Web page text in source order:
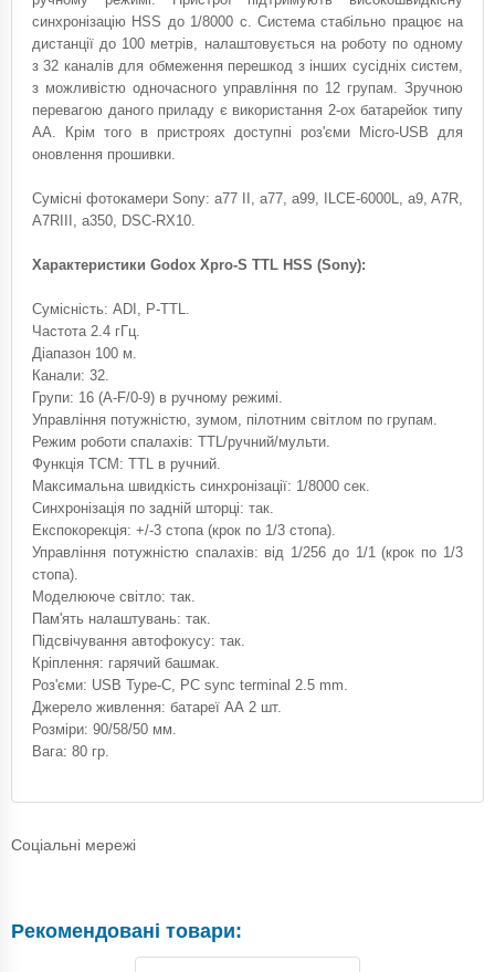
синхронізацію HSS до 1/8000 с. Система стабільно працює на
дистанції до 100 метрів, налаштовується на роботу по одному
з 32 каналів для обмеження перешкод з інших сусідніх систем,
з можливістю одночасного управління по 12 групам. Зручною
перевагою даного приладу є використання 2-ох батарейок типу
АА. Крім того в пристроях доступні роз'єми Micro-USB для
оновлення прошивки.
Сумісні фотокамери Sony: a77 II, a77, a99, ILCE-6000L, a9, A7R,
A7RIII, a350, DSC-RX10.
Характеристики Godox Xpro-S TTL HSS (Sony):
Сумісність: ADI, P-TTL.
Частота 2.4 гГц.
Діапазон 100 м.
Канали: 32.
Групи: 16 (A-F/0-9) в ручному режимі.
Управління потужністю, зумом, пілотним світлом по групам.
Режим роботи спалахів: TTL/ручний/мульти.
Функція TCM: TTL в ручний.
Максимальна швидкість синхронізації: 1/8000 сек.
Синхронізація по задній шторці: так.
Експокорекція: +/-3 стопа (крок по 1/3 стопа).
Управління потужністю спалахів: від 1/256 до 1/1 (крок по 1/3
стопа).
Моделююче світло: так.
Пам'ять налаштувань: так.
Підсвічування автофокусу: так.
Кріплення: гарячий башмак.
Роз'єми: USB Type-C, PC sync terminal 2.5 mm.
Джерело живлення: батареї АА 2 шт.
Розміри: 90/58/50 мм.
Вага: 80 гр.
Соціальні мережі
Рекомендовані товари: